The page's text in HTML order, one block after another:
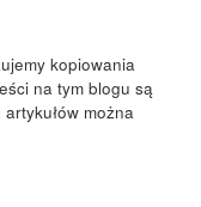
kopiowania
na tym blogu są
można